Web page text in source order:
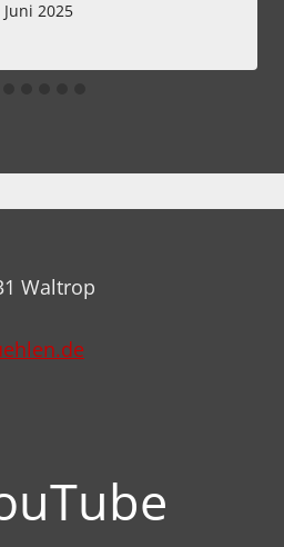
Juni 2025
Waltrop